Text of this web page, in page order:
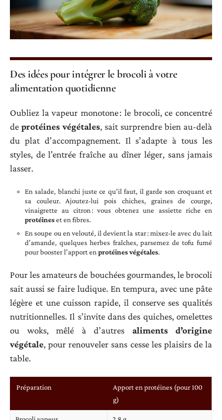
Des idées pour intégrer le brocoli à votre
alimentation quotidienne
Oubliez la vapeur monotone : le brocoli, ce concentré
de protéines végétales, sait surprendre bien au-delà
du plat d’accompagnement. Il s’adapte à tous les
styles, de l’entrée fraîche au dîner léger, sans jamais
lasser.
En salade, blanchi juste ce qu’il faut, il garde son croquant et
sa couleur. Ajoutez-lui pois chiches, graines de courge,
vinaigrette au citron : vous obtenez une assiette riche en
protéineset en fibres.
En soupe ou en velouté, il devient la star : mixez-le avec du lait
d’amande, quelques herbes fraîches, parsemez de tofu fumé
pour booster l’apport en protéines végétales.
Pour les amateurs de bouchées gourmandes, le brocoli
sait aussi se faire ludique. En tempura, avec une pâte
légère et une cuisson rapide, il conserve ses qualités
nutritionnelles. Il s’invite dans des quiches, omelettes
ou woks, mêlé à d’autres aliments d’origine
végétale, pour renouveler sans cesse les plaisirs de la
table.
Préparation
Apport en protéines (pour 100
g)